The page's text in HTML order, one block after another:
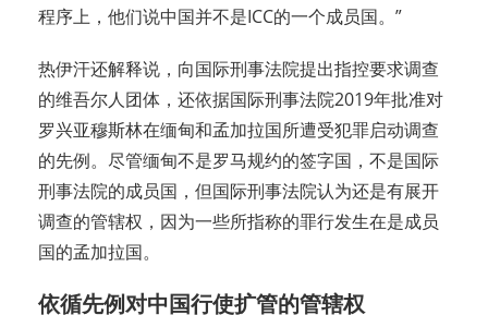
程序上，他们说中国并不是ICC的一个成员国。”
热伊汗还解释说，向国际刑事法院提出指控要求调查
的维吾尔人团体，还依据国际刑事法院2019年批准对
罗兴亚穆斯林在缅甸和孟加拉国所遭受犯罪启动调查
的先例。尽管缅甸不是罗马规约的签字国，不是国际
刑事法院的成员国，但国际刑事法院认为还是有展开
调查的管辖权，因为一些所指称的罪行发生在是成员
国的孟加拉国。
依循先例对中国行使扩管的管辖权